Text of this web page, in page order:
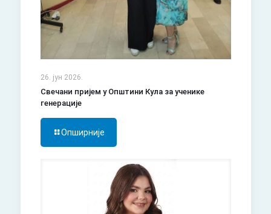
26. јун 2026.
Свечани пријем у Општини Кула за ученике
генерације
Опширније